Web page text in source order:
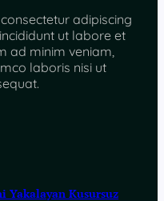
adipiscing
ut labore et
ad minim veniam,
laboris nisi ut
Yakalayan Kusursuz